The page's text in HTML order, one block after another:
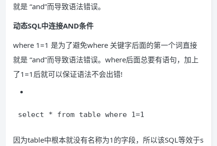
就是 “and”而导致语法错误。
动态SQL中连接AND条件
where 1=1 是为了避免where 关键字后面的第一个词直接
就是 “and”而导致语法错误。where后面总要有语句，加上
了1=1后就可以保证语法不会出错!
select * from table where 1=1
因为table中根本就没有名称为1的字段，所以该SQL等效于s